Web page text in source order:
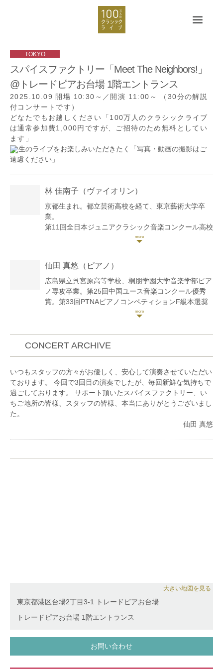
スパイスファクトリー「Meet The Neighbors!」
@トレードピアお台場 1階エントランス
2025.10.09 開場 10:30～／開演 11:00～
（30分の解説
付コンサートです）
どなたでもお越しください「100万人のクラシックライブ
は通常参加費1,000円ですが、ご招待のため無料としてい
ます」
生のライブをお楽しみいただきたく「写真・動画の撮影はご
遠慮ください」
林 佳南子 （ヴァイオリン）
京都生まれ。都立芸術高校を経て、東京藝術大学卒
業。
第11回全日本ジュニアクラシック音楽コンクール高校
生部門第1位。第13回同コンクール弦楽器の部大学生
ロ・室内楽で自主演奏会も行う。
これまでに小室由利恵、保井頌子、若林暢、澤和樹、
野口千代光、小森谷巧の各氏に師事。
兵庫芸術文化センター管弦楽団コアメンバー、大阪フ
ィルハーモニー交響楽団ヴァイオリン奏者、神奈川フ
仙田 真悠 （ピアノ）
広島県立呉宮原高等学校、桐朋学園大学音楽学部ピア
ノ専攻卒業。第25回中国ユース音楽コンクール優秀
賞。第33回PTNAピアノコンペティションF級本選奨
励賞。第12回ベーテン音楽コンクール全国大会ベスト
大会入賞。ウィーンナームジークセミナーに参加。ア
レキサンダー・ロスラー氏に師事。
あたる。
これまでに瀬野信子、小嶋素子、松本和将、竹内啓
子、本村久子、今井彩子の各氏に師事。
CONCERT ARCHIVE
いつもスタッフの方々がお優しく、安心して演奏させていただい
ております。 今回で3回目の演奏でしたが、毎回新鮮な気持ちで
過ごしております。 サポート頂いたスパイスファクトリー、い
ちご地所の皆様、スタッフの皆様、本当にありがとうございまし
た。
仙田 真悠
大きい地図を見る
東京都港区台場2丁目3-1 トレードピアお台場
トレードピアお台場 1階エントランス
お問い合わせ